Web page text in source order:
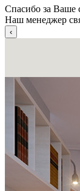
Спасибо за Ваше
Наш менеджер